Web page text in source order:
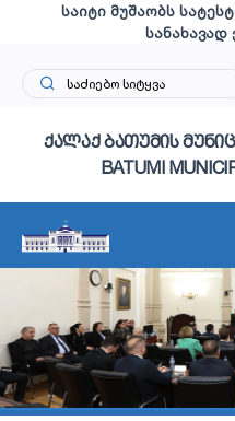
საიტი მუშაობს
სანახავად
ქალაქ ბათუმის
BATUMI